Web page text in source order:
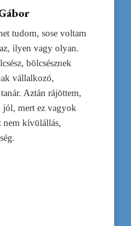
tudom, sose voltam
ilyen vagy olyan.
bölcsésznek
vállalkozó,
Aztán rájöttem,
mert ez vagyok
nem kívülállás,